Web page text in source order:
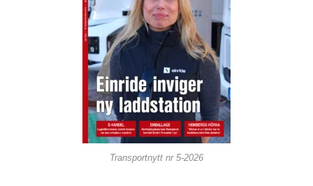
Transportnytt nr 5-2026